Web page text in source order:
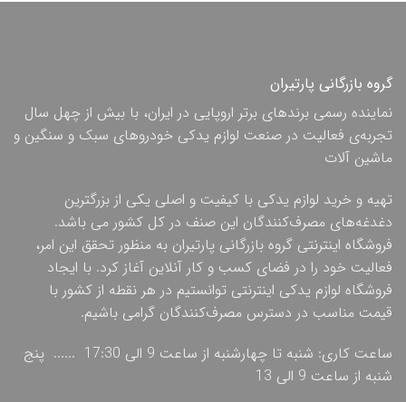
گروه بازرگانی پارتیران
نماینده رسمی برندهای برتر اروپایی در ایران، با بیش از چهل سال
تجربه‌ی فعالیت در صنعت لوازم یدکی خودروهای سبک و سنگین و
ماشین آلات
تهیه و خرید لوازم یدکی با کیفیت و اصلی یکی از بزرگترین
دغدغه‌های مصرف‌کنندگان این صنف در کل کشور می باشد.
فروشگاه اینترنتی گروه بازرگانی پارتیران به منظور تحقق این امر،
فعالیت خود را در فضای کسب و کار آنلاین آغاز کرد. با ایجاد
فروشگاه لوازم یدکی اینترنتی توانستیم در هر نقطه از کشور با
قیمت مناسب در دسترس مصرف‌کنندگان گرامی باشیم.
ساعت کاری: شنبه تا چهارشنبه از ساعت 9 الی 17:30 ...... پنج
شنبه از ساعت 9 الی 13